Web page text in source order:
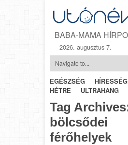
BABA-MAMA
2026. augusztus 7.
EGÉSZSÉG
HÉTRE
ULTRAHANG
Tag
bölcsődei
férőhelyek